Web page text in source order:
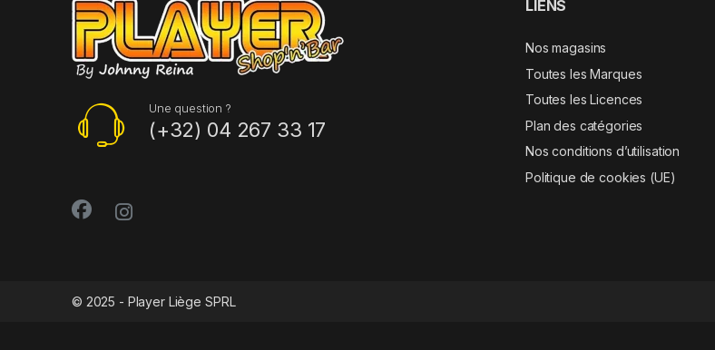
Une question ?
(+32) 04 267 33 17
LIENS
Nos magasins
Toutes les Marques
Toutes les Licences
Plan des catégories
Nos conditions d’utilisation
Politique de cookies (UE)
© 2025 - Player Liège SPRL